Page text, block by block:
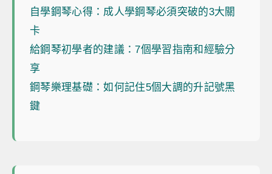
自學鋼琴心得：成人學鋼琴必須突破的3大關
卡
給鋼琴初學者的建議：7個學習指南和經驗分
享
鋼琴樂理基礎：如何記住5個大調的升記號黑
鍵